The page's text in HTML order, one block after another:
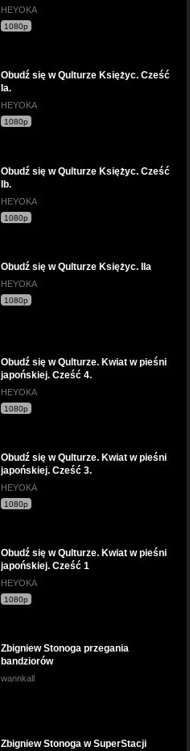
HEYOKA
1080p
Obudź się w Qulturze Księżyc. Cześć
Ia.
HEYOKA
1080p
Obudź się w Qulturze Księżyc. Cześć
Ib.
HEYOKA
1080p
Obudź się w Qulturze Księżyc. IIa
HEYOKA
1080p
Obudź się w Qulturze. Kwiat w pieśni
japońskiej. Cześć 4.
HEYOKA
1080p
Obudź się w Qulturze. Kwiat w pieśni
japońskiej. Cześć 3.
HEYOKA
1080p
Obudź się w Qulturze. Kwiat w pieśni
japońskiej. Cześć 1
HEYOKA
1080p
Zbigniew Stonoga przegania
bandziorów
wannkall
Zbigniew Stonoga w SuperStacji